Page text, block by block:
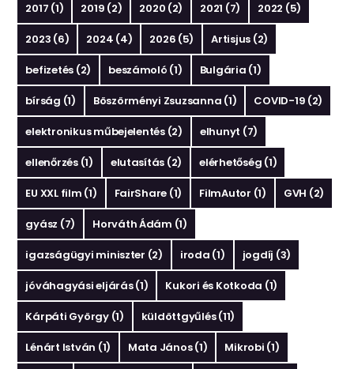
2017 (1) 2019 (2) 2020 (2) 2021 (7) 2022 (5)
2023 (6) 2024 (4) 2026 (5) Artisjus (2)
befizetés (2) beszámoló (1) Bulgária (1)
bírság (1) Böszörményi Zsuzsanna (1) COVID-19 (2)
elektronikus műbejelentés(2) elhunyt (7)
ellenőrzés(1) elutasítás (2) elérhetőség (1)
EU XXL film (1) FairShare (1) FilmAutor (1) GVH (2)
gyász (7) Horváth Ádám (1)
igazságügyi miniszter (2) iroda (1) jogdíj (3)
jóváhagyási eljárás(1) Kukori és Kotkoda (1)
Kárpáti György(1) küldöttgyűlés(11)
Lénárt István (1) Mata János(1) Mikrobi (1)